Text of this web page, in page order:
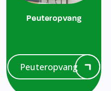
Peuteropvang
Peuteropvang